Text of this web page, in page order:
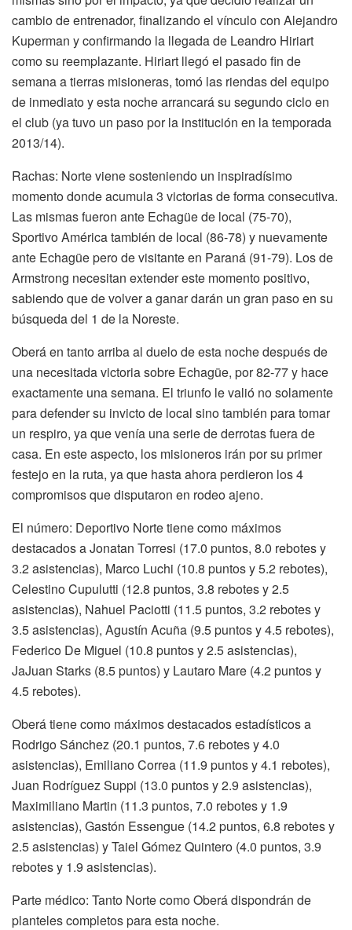
cambio de entrenador, finalizando el vínculo con Alejandro
Kuperman y confirmando la llegada de Leandro Hiriart
como su reemplazante. Hiriart llegó el pasado fin de
semana a tierras misioneras, tomó las riendas del equipo
de inmediato y esta noche arrancará su segundo ciclo en
el club (ya tuvo un paso por la institución en la temporada
2013/14).
Rachas: Norte viene sosteniendo un inspiradísimo
momento donde acumula 3 victorias de forma consecutiva.
Las mismas fueron ante Echagüe de local (75-70),
Sportivo América también de local (86-78) y nuevamente
ante Echagüe pero de visitante en Paraná (91-79). Los de
Armstrong necesitan extender este momento positivo,
sabiendo que de volver a ganar darán un gran paso en su
búsqueda del 1 de la Noreste.
Oberá en tanto arriba al duelo de esta noche después de
una necesitada victoria sobre Echagüe, por 82-77 y hace
exactamente una semana. El triunfo le valió no solamente
para defender su invicto de local sino también para tomar
un respiro, ya que venía una serie de derrotas fuera de
casa. En este aspecto, los misioneros irán por su primer
festejo en la ruta, ya que hasta ahora perdieron los 4
compromisos que disputaron en rodeo ajeno.
El número: Deportivo Norte tiene como máximos
destacados a Jonatan Torresi (17.0 puntos, 8.0 rebotes y
3.2 asistencias), Marco Luchi (10.8 puntos y 5.2 rebotes),
Celestino Cupulutti (12.8 puntos, 3.8 rebotes y 2.5
asistencias), Nahuel Paciotti (11.5 puntos, 3.2 rebotes y
3.5 asistencias), Agustín Acuña (9.5 puntos y 4.5 rebotes),
Federico De Miguel (10.8 puntos y 2.5 asistencias),
JaJuan Starks (8.5 puntos) y Lautaro Mare (4.2 puntos y
4.5 rebotes).
Oberá tiene como máximos destacados estadísticos a
Rodrigo Sánchez (20.1 puntos, 7.6 rebotes y 4.0
asistencias), Emiliano Correa (11.9 puntos y 4.1 rebotes),
Juan Rodríguez Suppi (13.0 puntos y 2.9 asistencias),
Maximiliano Martin (11.3 puntos, 7.0 rebotes y 1.9
asistencias), Gastón Essengue (14.2 puntos, 6.8 rebotes y
2.5 asistencias) y Taiel Gómez Quintero (4.0 puntos, 3.9
rebotes y 1.9 asistencias).
Parte médico: Tanto Norte como Oberá dispondrán de
planteles completos para esta noche.